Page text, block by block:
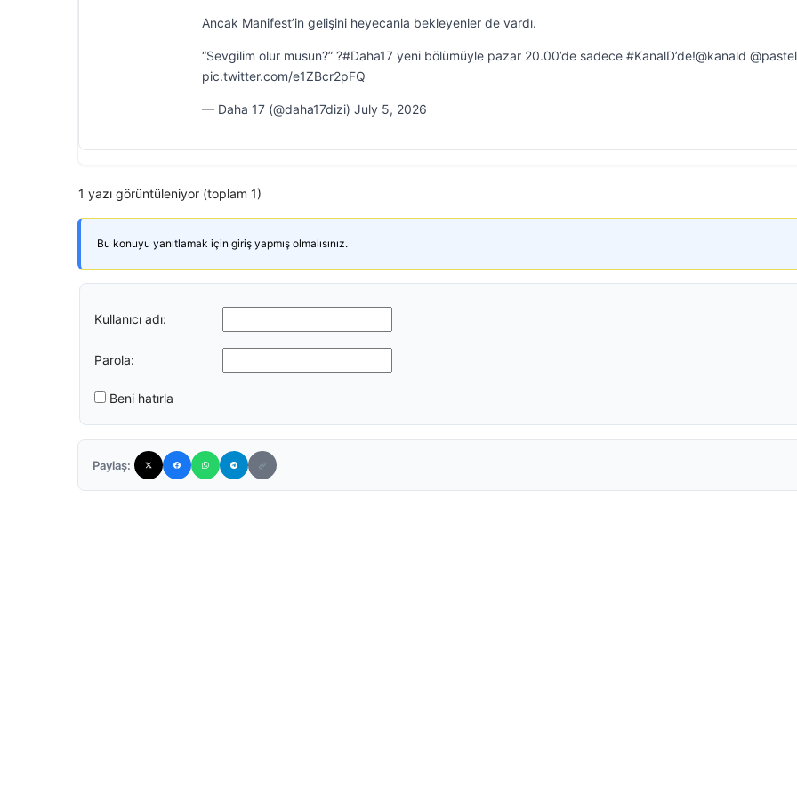
Ancak Manifest’in gelişini heyecanla bekleyenler de vardı.
“Sevgilim olur musun?” ?#Daha17 yeni bölümüyle pazar 20.00’de sadece #KanalD’de!@kanald
pic.twitter.com/e1ZBcr2pFQ
— Daha 17 (@daha17dizi) July 5, 2026
1 yazı görüntüleniyor (toplam 1)
Bu konuyu yanıtlamak için giriş yapmış olmalısınız.
Kullanıcı adı:
Parola:
Beni hatırla
Paylaş: